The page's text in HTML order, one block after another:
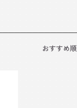
おすすめ順